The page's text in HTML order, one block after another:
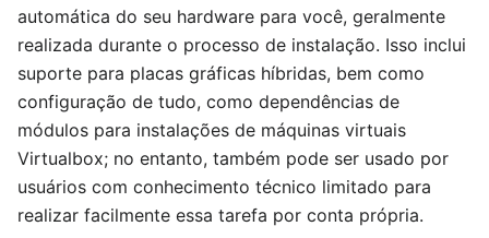
automática do seu hardware para você, geralmente
realizada durante o processo de instalação. Isso inclui
suporte para placas gráficas híbridas, bem como
configuração de tudo, como dependências de
módulos para instalações de máquinas virtuais
Virtualbox; no entanto, também pode ser usado por
usuários com conhecimento técnico limitado para
realizar facilmente essa tarefa por conta própria.